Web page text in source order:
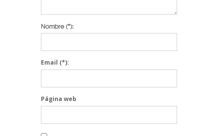
Nombre(*):
Email (*):
Página web